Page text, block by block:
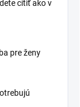
cítiť ako v
pre ženy